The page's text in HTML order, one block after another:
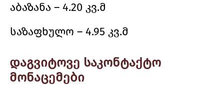
აბაზანა – 4.20 კვ.მ
საზაფხულო – 4.95 კვ.მ
დაგვიტოვე საკონტაქტო
მონაცემები